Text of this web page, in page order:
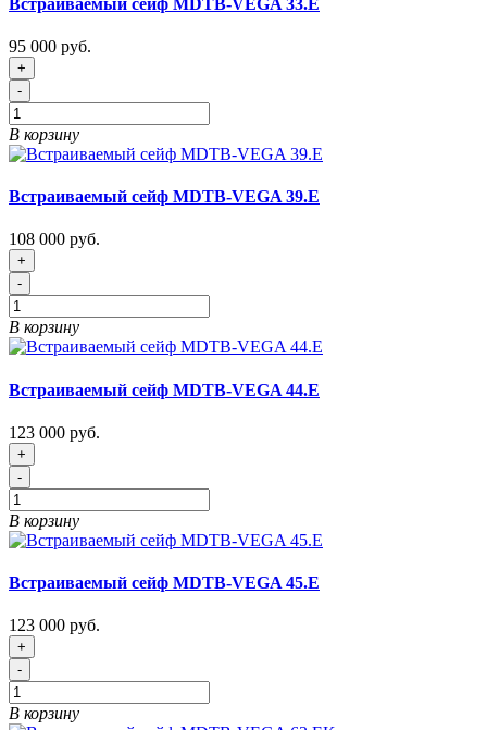
95 000 руб.
+
-
В корзину
Встраиваемый сейф MDTB-VEGA 39.E
108 000 руб.
+
-
В корзину
Встраиваемый сейф MDTB-VEGA 44.E
123 000 руб.
+
-
В корзину
Встраиваемый сейф MDTB-VEGA 45.E
123 000 руб.
+
-
В корзину